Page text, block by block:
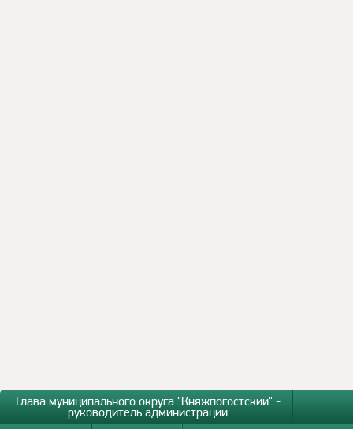
Глава муниципального округа "Княжпогостский" -
руководитель администрации